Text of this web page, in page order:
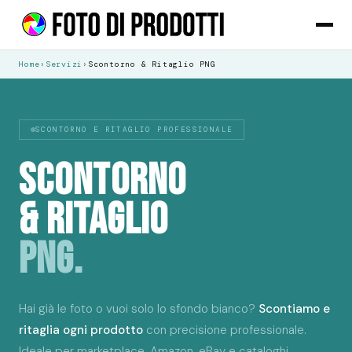
Home › Servizi › Scontorno & Ritaglio PNG
SCONTORNO E RITAGLIO PROFESSIONALE
SCONTORNO
& RITAGLIO
PNG.
Hai già le foto o vuoi solo lo sfondo bianco? Scontiamo e
ritaglia ogni prodotto con precisione professionale.